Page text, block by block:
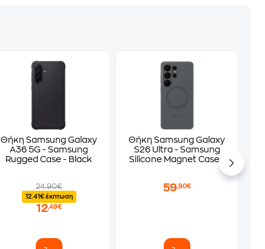
Θήκη Samsung Galaxy
A36 5G - Samsung
Rugged Case - Black
24.90€
12.41€ έκπτωση
12,49€
Θήκη Samsung Galaxy
S26 Ultra - Samsung
Silicone Magnet Case -
59,90€